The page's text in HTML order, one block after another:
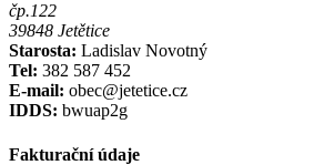
čp.122
39848 Jetětice
Starosta: Ladislav Novotný
Tel: 382 587 452
E-mail: obec@jetetice.cz
IDDS: bwuap2g
Fakturační údaje